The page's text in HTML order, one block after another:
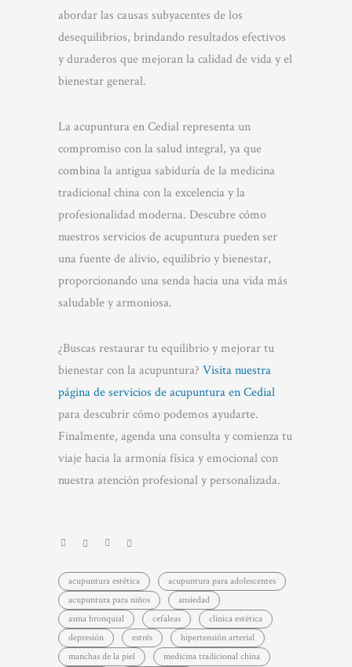
abordar las causas subyacentes de los
desequilibrios, brindando resultados efectivos
y duraderos que mejoran la calidad de vida y el
bienestar general.
La acupuntura en Cedial representa un
compromiso con la salud integral, ya que
combina la antigua sabiduría de la medicina
tradicional china con la excelencia y la
profesionalidad moderna. Descubre cómo
nuestros servicios de acupuntura pueden ser
una fuente de alivio, equilibrio y bienestar,
proporcionando una senda hacia una vida más
saludable y armoniosa.
¿Buscas restaurar tu equilibrio y mejorar tu
bienestar con la acupuntura? Visita nuestra
página de servicios de acupuntura en Cedial
para descubrir cómo podemos ayudarte.
Finalmente, agenda una consulta y comienza tu
viaje hacia la armonía física y emocional con
nuestra atención profesional y personalizada.
acupuntura estética
acupuntura para adolescentes
acupuntura para niños
ansiedad
asma bronquial
cefaleas
clinica estética
depresión
estrés
hipertensión arterial
manchas de la piel
medicina tradicional china